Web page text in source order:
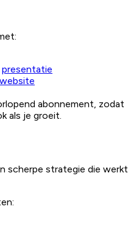
presentatie
abonnement, zodat
als je groeit.
scherpe strategie die werkt